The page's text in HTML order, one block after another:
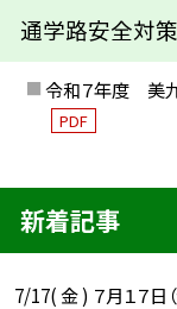
通学路安全対策
令和７年度 美
PDF
新着記事
7/17( 金 ) ７月１７日